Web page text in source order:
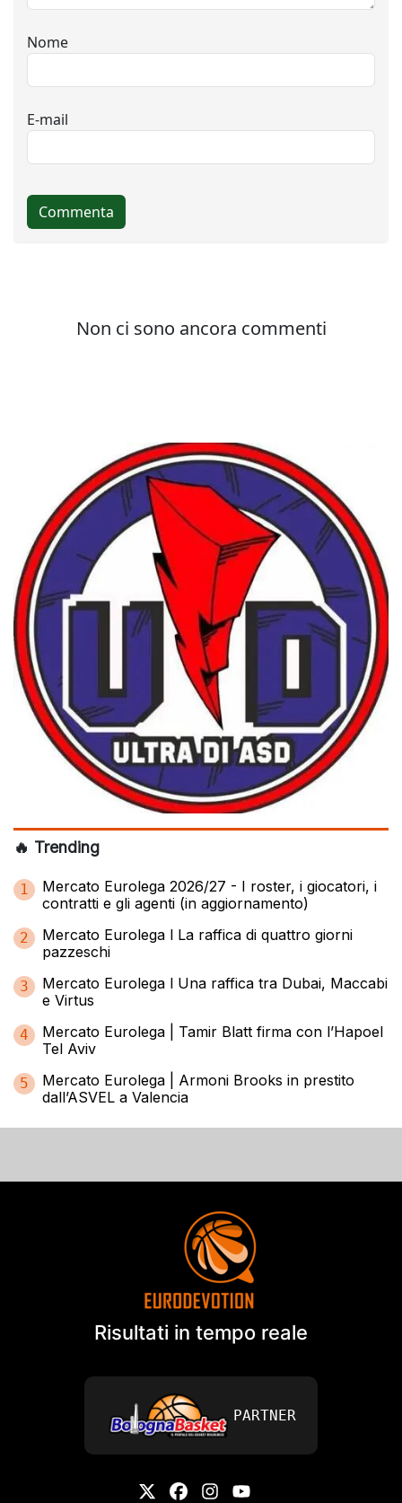
🔥 Trending
1
Mercato Eurolega 2026/27 - I roster, i giocatori, i
contratti e gli agenti (in aggiornamento)
2
Mercato Eurolega l La raffica di quattro giorni
pazzeschi
3
Mercato Eurolega l Una raffica tra Dubai, Maccabi
e Virtus
4
Mercato Eurolega | Tamir Blatt firma con l’Hapoel
Tel Aviv
5
Mercato Eurolega | Armoni Brooks in prestito
dall’ASVEL a Valencia
Risultati in tempo reale
PARTNER